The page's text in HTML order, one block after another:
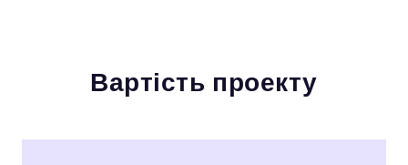
Вартість проекту